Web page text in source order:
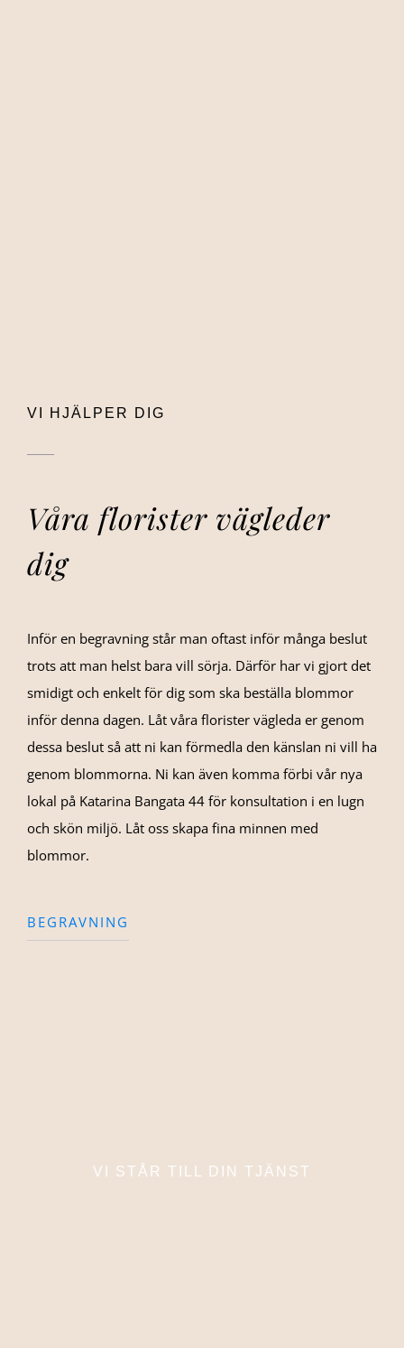
VI HJÄLPER DIG
Våra florister vägleder
dig
Inför en begravning står man oftast inför många beslut
trots att man helst bara vill sörja. Därför har vi gjort det
smidigt och enkelt för dig som ska beställa blommor
inför denna dagen. Låt våra florister vägleda er genom
dessa beslut så att ni kan förmedla den känslan ni vill ha
genom blommorna. Ni kan även komma förbi vår nya
lokal på Katarina Bangata 44 för konsultation i en lugn
och skön miljö. Låt oss skapa fina minnen med
blommor.
BEGRAVNING
VI STÅR TILL DIN TJÄNST